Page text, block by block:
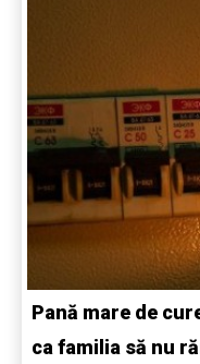
Pană mare de
ca familia să nu